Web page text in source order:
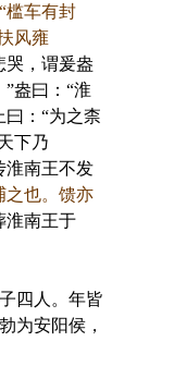
槛车有封
风雍
哭，谓爰盎
盎曰：“淮
：“为之柰
下乃
淮南王不发
之也。馈亦
淮南王于
四人。年皆
为安阳侯，